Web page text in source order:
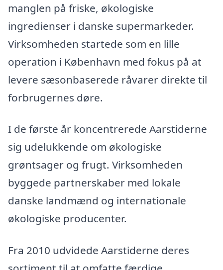
manglen på friske, økologiske
ingredienser i danske supermarkeder.
Virksomheden startede som en lille
operation i København med fokus på at
levere sæsonbaserede råvarer direkte til
forbrugernes døre.
I de første år koncentrerede Aarstiderne
sig udelukkende om økologiske
grøntsager og frugt. Virksomheden
byggede partnerskaber med lokale
danske landmænd og internationale
økologiske producenter.
Fra 2010 udvidede Aarstiderne deres